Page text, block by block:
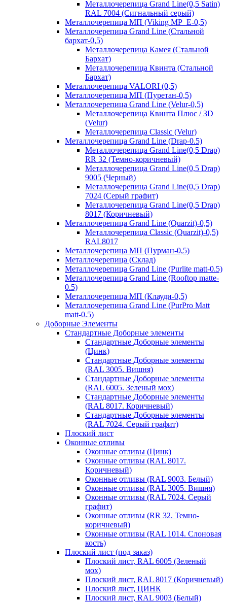
Металлочерепица Grand Line(0,5 Satin)
RAL 7004 (Сигнальный серый)
Металлочерепица МП (Viking MP_E-0,5)
Металлочерепица Grand Line (Стальной
бархат-0,5)
Металлочерепица Камея (Стальной
Бархат)
Металлочерепица Квинта (Стальной
Бархат)
Металлочерепица VALORI (0,5)
Металлочерепица МП (Пуретан-0,5)
Металлочерепица Grand Line (Velur-0,5)
Металлочерепица Квинта Плюс / 3D
(Velur)
Металлочерепица Classic (Velur)
Металлочерепица Grand Line (Drap-0.5)
Металлочерепица Grand Line(0,5 Drap)
RR 32 (Темно-коричневый)
Металлочерепица Grand Line(0,5 Drap)
9005 (Черный)
Металлочерепица Grand Line(0,5 Drap)
7024 (Серый графит)
Металлочерепица Grand Line(0,5 Drap)
8017 (Коричневый)
Металлочерепица Grand Line (Quarzit)-0,5)
Металлочерепица Classic (Quarzit)-0,5)
RAL8017
Металлочерепица МП (Пурман-0,5)
Металлочерепица (Склад)
Металлочерепица Grand Line (Purlite matt-0.5)
Металлочерепица Grand Line (Rooftop matte-
0.5)
Металлочерепица МП (Клауди-0,5)
Металлочерепица Grand Line (PurPro Matt
matt-0.5)
Доборные Элементы
Стандартные Доборные элементы
Стандартные Доборные элементы
(Цинк)
Стандартные Доборные элементы
(RAL 3005. Вишня)
Стандартные Доборные элементы
(RAL 6005. Зеленый мох)
Стандартные Доборные элементы
(RAL 8017. Коричневый)
Стандартные Доборные элементы
(RAL 7024. Серый графит)
Плоский лист
Оконные отливы
Оконные отливы (Цинк)
Оконные отливы (RAL 8017.
Коричневый)
Оконные отливы (RAL 9003. Белый)
Оконные отливы (RAL 3005. Вишня)
Оконные отливы (RAL 7024. Серый
графит)
Оконные отливы (RR 32. Темно-
коричневый)
Оконные отливы (RAL 1014. Слоновая
кость)
Плоский лист (под заказ)
Плоский лист, RAL 6005 (Зеленый
мох)
Плоский лист, RAL 8017 (Коричневый)
Плоский лист, ЦИНК
Плоский лист, RAL 9003 (Белый)